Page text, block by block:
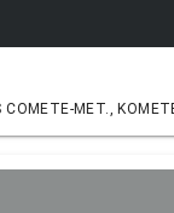
COMETE-MET.,